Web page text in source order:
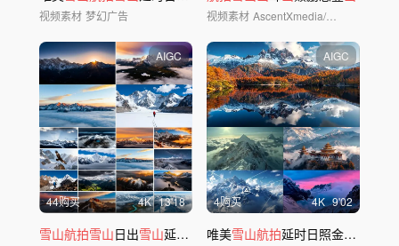
视频素材 梦幻广告 视频素材 AscentXmedia/华夏视觉
AIGC
44购买 4K 13'18
雪山航拍雪山日出雪山延时日照金 山攀登登山
AIGC
4购买 4K 9'02
唯美雪山航拍延时日照金山